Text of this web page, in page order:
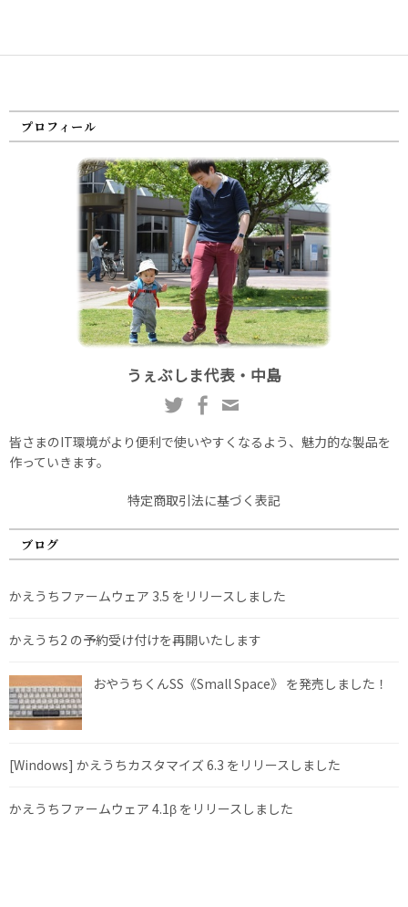
プロフィール
うぇぶしま代表・中島
皆さまのIT環境がより便利で使いやすくなるよう、魅力的な製品を
作っていきます。
特定商取引法に基づく表記
ブログ
かえうちファームウェア 3.5 をリリースしました
かえうち2 の予約受け付けを再開いたします
おやうちくんSS《Small Space》 を発売しました！
[Windows] かえうちカスタマイズ 6.3 をリリースしました
かえうちファームウェア 4.1β をリリースしました